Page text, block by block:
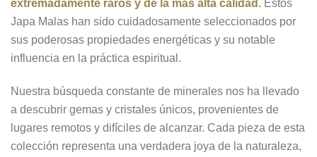
extremadamente raros y de la más alta calidad. Estos
Japa Malas han sido cuidadosamente seleccionados por
sus poderosas propiedades energéticas y su notable
influencia en la práctica espiritual.
Nuestra búsqueda constante de minerales nos ha llevado
a descubrir gemas y cristales únicos, provenientes de
lugares remotos y difíciles de alcanzar. Cada pieza de esta
colección representa una verdadera joya de la naturaleza,